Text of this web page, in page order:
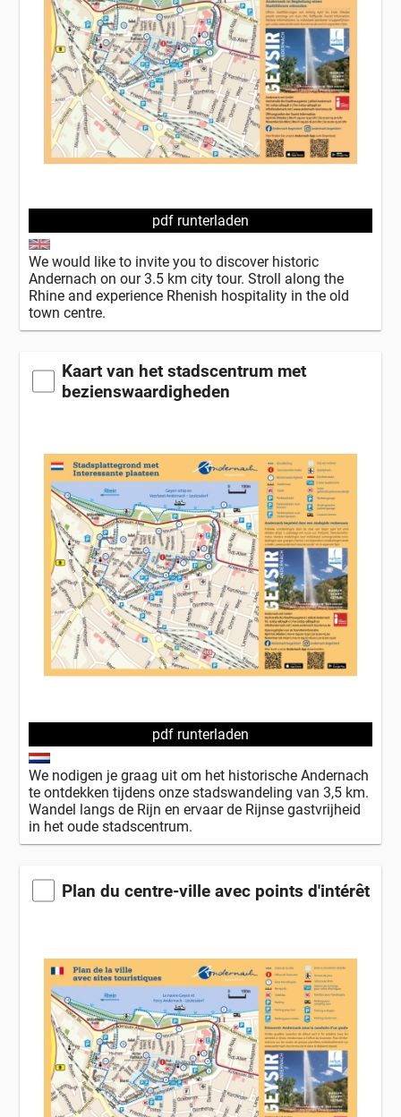
pdf runterladen
We would like to invite you to discover historic
Andernach on our 3.5 km city tour. Stroll along the
Rhine and experience Rhenish hospitality in the old
town centre.
Kaart van het stadscentrum met
bezienswaardigheden
pdf runterladen
We nodigen je graag uit om het historische Andernach
te ontdekken tijdens onze stadswandeling van 3,5 km.
Wandel langs de Rijn en ervaar de Rijnse gastvrijheid
in het oude stadscentrum.
Plan du centre-ville avec points d'intérêt